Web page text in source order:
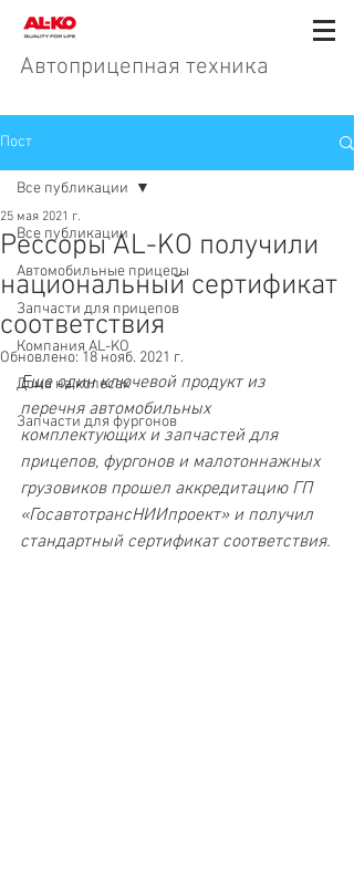
Автоприцепная техника
Пост
Все публикации
Автомобильные прицепы
Запчасти для прицепов
Компания AL-KO
Дома на колесах
Запчасти для фургонов
Все публикации
Рессоры AL-KO получили
национальный сертификат
соответствия
25 мая 2021 г.
Обновлено: 18 нояб. 2021 г.
Еще один ключевой продукт из
перечня автомобильных
комплектующих и запчастей для
прицепов, фургонов и малотоннажных
грузовиков прошел аккредитацию ГП
«ГосавтотрансНИИпроект» и получил
стандартный сертификат соответствия.